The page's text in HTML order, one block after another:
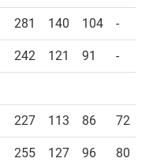
281 140 104 -
242 121 91 -
227 113 86 72
255 127 96 80